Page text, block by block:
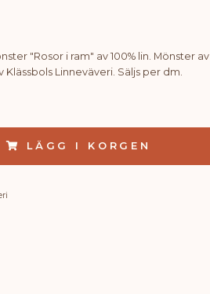
"Rosor i ram" av 100% lin. Mönster av
Linneväveri. Säljs per dm.
LÄGG I KORGEN